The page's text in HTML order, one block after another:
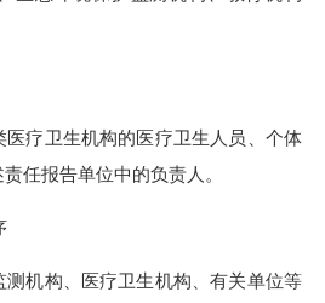
疗卫生机构的医疗卫生人员、个体
任报告单位中的负责人。
机构、医疗卫生机构、有关单位等